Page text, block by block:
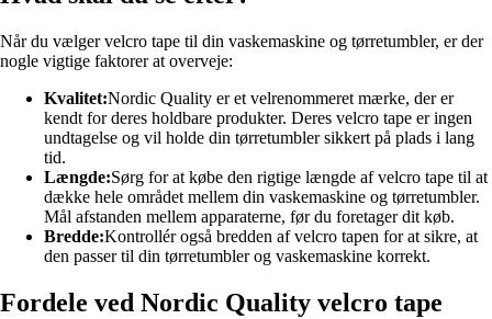
Når du vælger velcro tape til din vaskemaskine og tørretumbler, er der
nogle vigtige faktorer at overveje:
Kvalitet:Nordic Quality er et velrenommeret mærke, der er
kendt for deres holdbare produkter. Deres velcro tape er ingen
undtagelse og vil holde din tørretumbler sikkert på plads i lang
tid.
Længde:Sørg for at købe den rigtige længde af velcro tape til at
dække hele området mellem din vaskemaskine og tørretumbler.
Mål afstanden mellem apparaterne, før du foretager dit køb.
Bredde:Kontrollér også bredden af velcro tapen for at sikre, at
den passer til din tørretumbler og vaskemaskine korrekt.
Fordele ved Nordic Quality velcro tape